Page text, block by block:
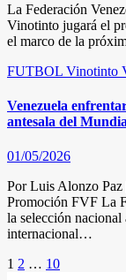
La Federación
Vinotinto jugará el
el marco de la
FUTBOL Vinotinto
Venezuela
antesala del
01/05/2026
Por Luis Alonzo
Promoción FVF La
la selección nacional
internacional…
Posts
1 2 … 10